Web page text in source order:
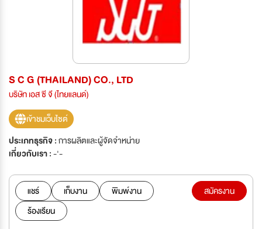
S C G (THAILAND) CO., LTD
บริษัท เอส ซี จี (ไทยแลนด์)
เข้าชมเว็บไซต์
ประเภทธุรกิจ :การผลิตและผู้จัดจำหน่าย
เกี่ยวกับเรา :-'-
แชร์ เก็บงาน
พิมพ์งาน
ร้องเรียน
สมัครงาน